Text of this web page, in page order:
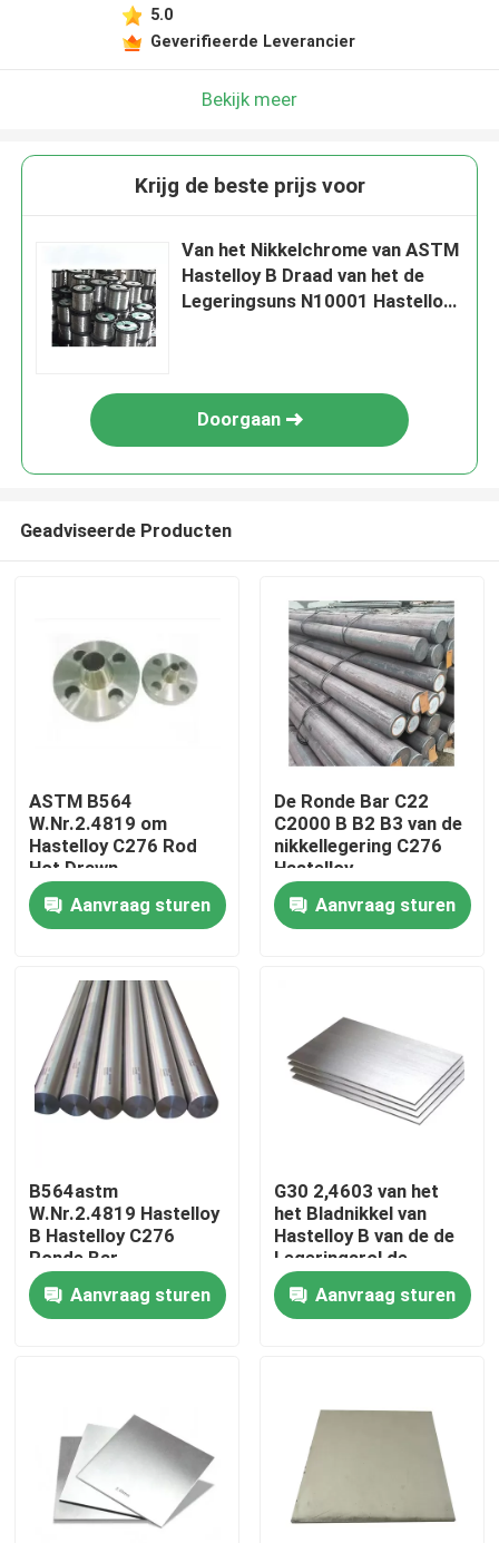
Huis
Ongeveer ons
Fabrieksreis
Contacteer ons
Inconel 600 Materiaal
Incoloy 800-materiaal
Inconel 718 Materiaal
5.0
Geverifieerde Leverancier
Bekijk meer
Krijg de beste prijs voor
Van het Nikkelchrome van ASTM
Hastelloy B Draad van het de
Legeringsuns N10001 Hastelloy
Doorgaan
Geadviseerde Producten
ASTM B564
W.Nr.2.4819 om
Hastelloy C276 Rod
Hot Drawn
Aanvraag sturen
De Ronde Bar C22
C2000 B B2 B3 van de
nikkellegering C276
Hastelloy
Aanvraag sturen
B564astm
W.Nr.2.4819 Hastelloy
B Hastelloy C276
Ronde Bar
Aanvraag sturen
G30 2,4603 van het
het Bladnikkel van
Hastelloy B van de de
Legeringsrol de
Strook N10665
2,4617Aanvraag sturen